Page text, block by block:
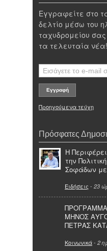
Εγγραφείτε στο
δελτίο μέσω του
ταχυδρομείου
τα τελευταία νέα!
Προηγούμενα τεύχη
Πρόσφατες
Η
την
Σοφάδων με
Ειδήσεις - 23
ΜΗΝΟΣ
ΠΕΤΡΑΣ
Κοινωνικά- 2